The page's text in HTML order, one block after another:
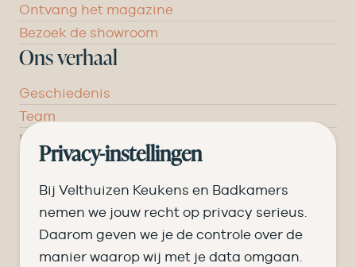
Ontvang het magazine
Bezoek de showroom
Ons verhaal
Geschiedenis
Team
Nieuws
Pluspunten
Vacatures ➑
Openingstijden
09.00 tot 17.30
Privacy-instellingen
Bij Velthuizen Keukens en Badkamers
nemen we jouw recht op privacy serieus.
Daarom geven we je de controle over de
manier waarop wij met je data omgaan.